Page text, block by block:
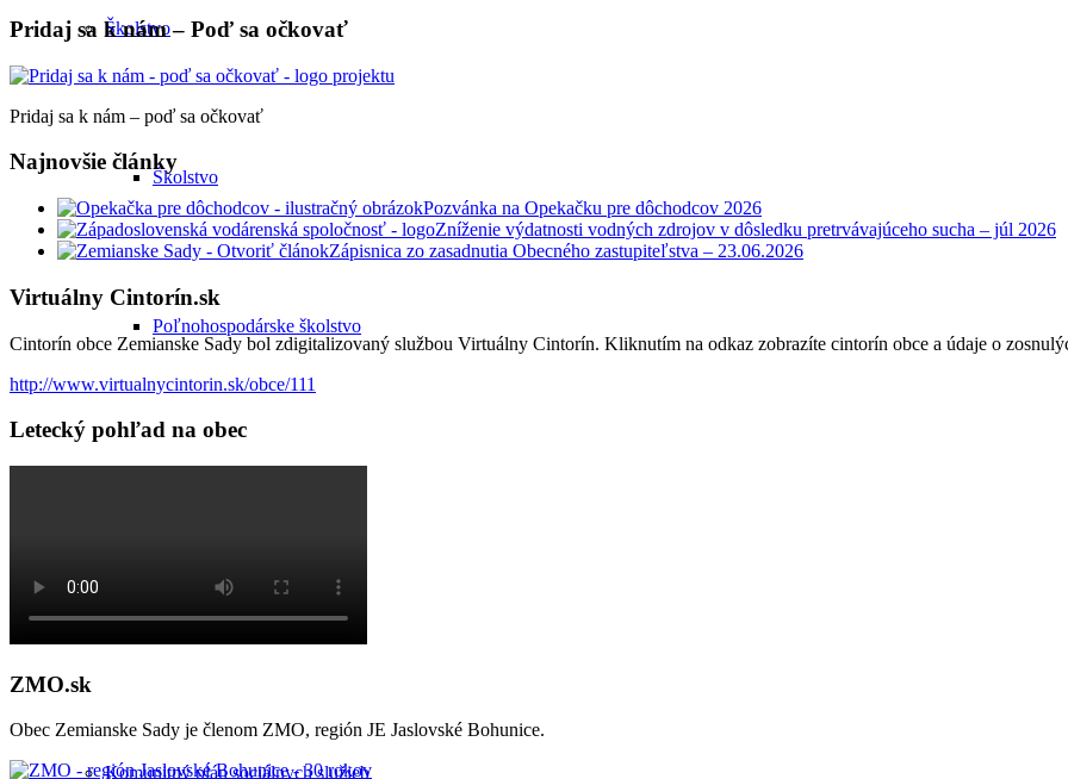
Školstvo
Školstvo
Poľnohospodárske školstvo
Územný plán
Komunitný plán sociálnych služieb
Pridaj sa k nám – Poď sa očkovať
Pridaj sa k nám – poď sa očkovať
Najnovšie články
Pozvánka na Opekačku pre dôchodcov 2026
Zníženie výdatnosti vodných zdrojov v dôsledku pretrvávajúceho sucha – júl 2026
Zápisnica zo zasadnutia Obecného zastupiteľstva – 23.06.2026
Virtuálny Cintorín.sk
Cintorín obce Zemianske Sady bol zdigitalizovaný službou Virtuálny Cintorín. Kliknutím na odkaz zobrazíte cintorín obce a údaje o
http://www.virtualnycintorin.sk/obce/111
Letecký pohľad na obec
ZMO.sk
Obec Zemianske Sady je členom ZMO, región JE Jaslovské Bohunice.